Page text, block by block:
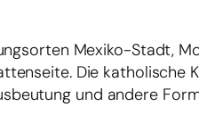
Mexiko-Stadt,
Die
und andere